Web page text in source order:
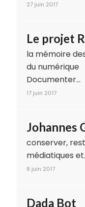
27 juin 2017
Le projet
la mémoire
du numérique
Documenter…
17 juin 2017
Johannes
conserver,
médiatiques
8 juin 2017
Dada Bot